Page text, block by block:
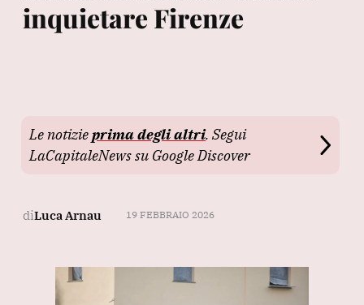
inquietare Firenze
Le notizieprima degli altri. Segui
LaCapitaleNews su Google Discover
diLuca Arnau 19 FEBBRAIO 2026